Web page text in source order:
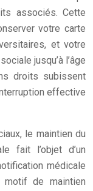
associés. Cette
votre carte
et votre
jusqu’à l’âge
droits subissent
effective
le maintien du
fait l’objet d’un
médicale
motif de maintien